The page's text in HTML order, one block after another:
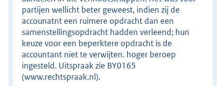
partijen wellicht beter geweest, indien zij de
accounatnt een ruimere opdracht dan een
samenstellingsopdracht hadden verleend; hun
keuze voor een beperktere opdracht is de
accountant niet te verwijten. hoger beroep
ingesteld. Uitspraak zie BY0165
(www.rechtspraak.nl).